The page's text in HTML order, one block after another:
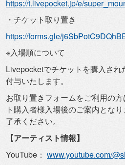
https://t.livepocket.jp/e/
・チケット取り置き
https://forms.gle/
※入場順について
Livepocketでチケットを購入さ
付与いたします。
お取り置きフォームをご利用の
ト購入者様入場後のご案内となり
了承ください。
【アーティスト情報】
YouTube： www.youtube.com/@